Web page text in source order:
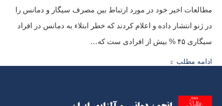
مطالعات اخیر خود در مورد ارتباط بین مصرف سیگار و دمانس را
در ژنو انتشار داده و اعلام کردند که خطر ابتلاء به دمانس در افراد
سیگاری ۴۵ % بیش از افرادی ست که…
ادامه مطلب